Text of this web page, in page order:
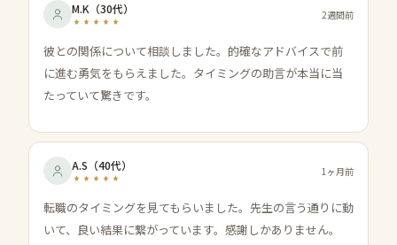
M.K （30代） 2週間前
彼との関係について相談しました。的確なアドバイスで前
に進む勇気をもらえました。タイミングの助言が本当に当
たっていて驚きです。
A.S （40代） 1ヶ月前
転職のタイミングを見てもらいました。先生の言う通りに動
いて、良い結果に繋がっています。感謝しかありません。